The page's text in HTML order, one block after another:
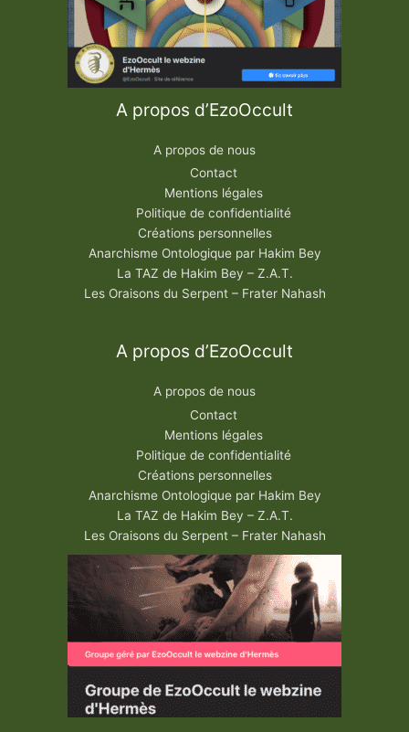
A propos d’EzoOccult
A propos de nous
Contact
Mentions légales
Politique de confidentialité
Créations personnelles
Anarchisme Ontologique par Hakim Bey
La TAZ de Hakim Bey – Z.A.T.
Les Oraisons du Serpent – Frater Nahash
A propos d’EzoOccult
A propos de nous
Contact
Mentions légales
Politique de confidentialité
Créations personnelles
Anarchisme Ontologique par Hakim Bey
La TAZ de Hakim Bey – Z.A.T.
Les Oraisons du Serpent – Frater Nahash